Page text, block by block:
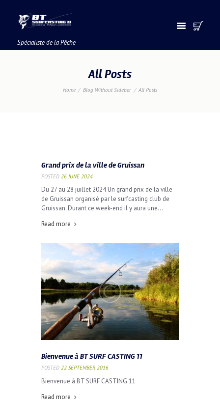
Spécialiste de la Pêche
All Posts
Home Blog Without Sidebar All Posts
Grand prix de la ville de Gruissan
POSTED 26 JUNE 2024
Du 27 au 28 juillet 2024 Un grand prix de la ville
de Gruissan organisé par le surfcasting club de
Gruissan. Durant ce week-end il y aura une...
Read more
Bienvenue à BT SURF CASTING 11
POSTED 22 SEPTEMBER 2016
Bienvenue à BT SURF CASTING 11
Read more